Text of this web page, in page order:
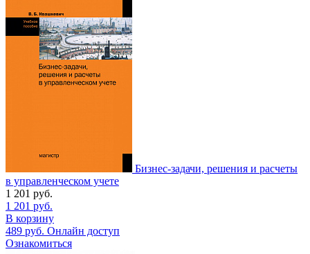
Бизнес-задачи, решения и расчеты
в управленческом учете
1 201 руб.
1 201 руб.
В корзину
489 руб. Онлайн доступ
Ознакомиться